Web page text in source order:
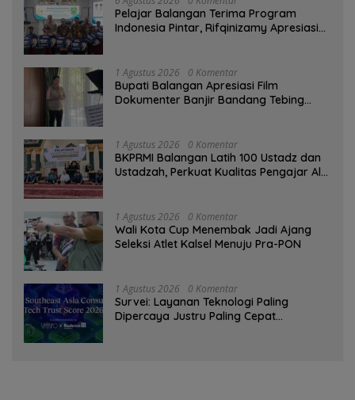
Pelajar Balangan Terima Program
Indonesia Pintar, Rifqinizamy Apresiasi
1 Agustus 2026 0 Komentar
Bupati Balangan Apresiasi Film
Dokumenter Banjir Bandang Tebing
1 Agustus 2026 0 Komentar
BKPRMI Balangan Latih 100 Ustadz dan
Ustadzah, Perkuat Kualitas Pengajar Al-
1 Agustus 2026 0 Komentar
Wali Kota Cup Menembak Jadi Ajang
Seleksi Atlet Kalsel Menuju Pra-PON
1 Agustus 2026 0 Komentar
Survei: Layanan Teknologi Paling
Dipercaya Justru Paling Cepat